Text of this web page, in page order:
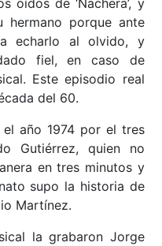
oídos de ‘Nachera’, y
hermano porque ante
echarlo al olvido, y
fiel, en caso de
Este episodio real
del 60.
año 1974 por el tres
Gutiérrez, quien no
en tres minutos y
supo la historia de
Martínez.
la grabaron Jorge